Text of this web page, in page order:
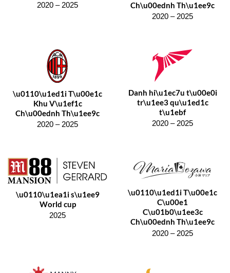
2020 – 2025 Ch\u00ednh Th\u1ee9c
2020 – 2025
\u0110\u1ed1i T\u00e1c
Khu V\u1ef1c
Ch\u00ednh Th\u1ee9c
2020 – 2025
Danh hi\u1ec7u t\u00e0i
tr\u1ee3 qu\u1ed1c
t\u1ebf
2020 – 2025
\u0110\u1ea1i s\u1ee9
World cup
2025
\u0110\u1ed1i T\u00e1c
C\u00e1
C\u01b0\u1ee3c
Ch\u00ednh Th\u1ee9c
2020 – 2025